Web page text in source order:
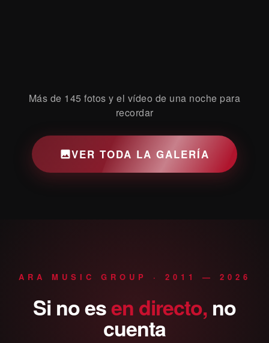
Más de 145 fotos y el vídeo de una noche para
recordar
VER TODA LA GALERÍA
ARA MUSIC GROUP · 2011 — 2026
Si noesen directo, no
cuenta